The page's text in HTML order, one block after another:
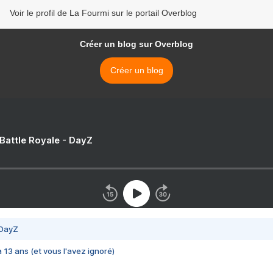
Voir le profil de La Fourmi sur le portail Overblog
Créer un blog sur Overblog
Créer un blog
Royale - DayZ
13 ans (et vous l'avez ignoré)